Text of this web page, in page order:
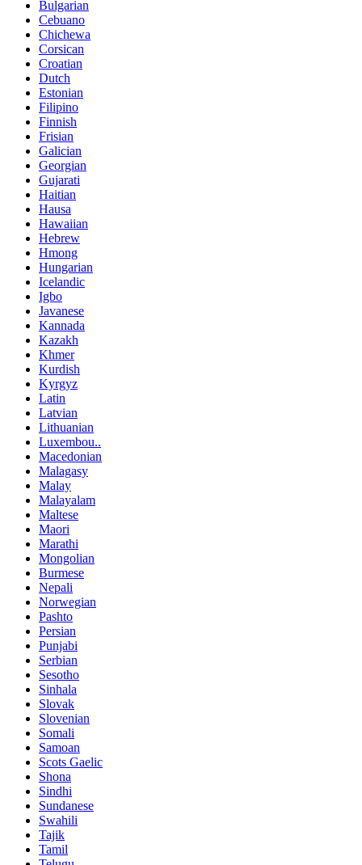
Bulgarian
Cebuano
Chichewa
Corsican
Croatian
Dutch
Estonian
Filipino
Finnish
Frisian
Galician
Georgian
Gujarati
Haitian
Hausa
Hawaiian
Hebrew
Hmong
Hungarian
Icelandic
Igbo
Javanese
Kannada
Kazakh
Khmer
Kurdish
Kyrgyz
Latin
Latvian
Lithuanian
Luxembou..
Macedonian
Malagasy
Malay
Malayalam
Maltese
Maori
Marathi
Mongolian
Burmese
Nepali
Norwegian
Pashto
Persian
Punjabi
Serbian
Sesotho
Sinhala
Slovak
Slovenian
Somali
Samoan
Scots Gaelic
Shona
Sindhi
Sundanese
Swahili
Tajik
Tamil